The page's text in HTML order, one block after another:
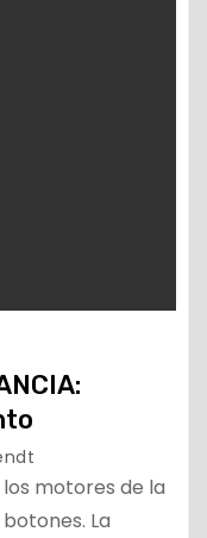
motores de la
La